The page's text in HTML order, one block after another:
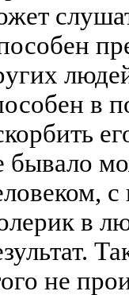
в
бывало
в
не